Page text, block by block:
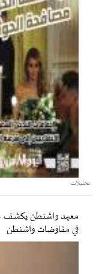
تحليلات
معهد واشنطن يكشف
في مفاوضات واشنطن